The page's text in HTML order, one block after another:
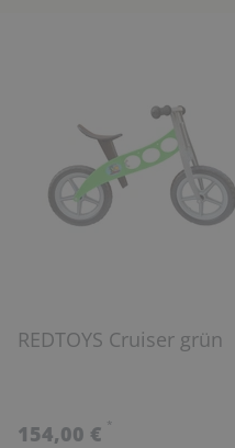
REDTOYS Cruiser grün
154,00 € *